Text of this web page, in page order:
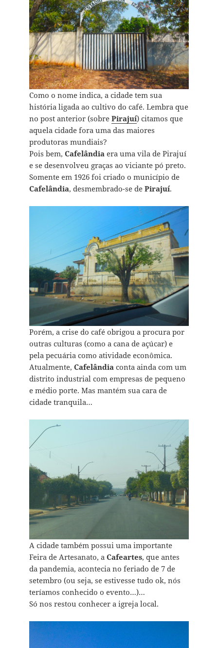
Como o nome indica, a cidade tem sua
história ligada ao cultivo do café. Lembra que
no post anterior (sobre Pirajuí) citamos que
aquela cidade fora uma das maiores
produtoras mundiais?
Pois bem, Cafelândiaera uma vila de Pirajuí
e se desenvolveu graças ao viciante pó preto.
Somente em 1926 foi criado o município de
Cafelândia, desmembrado-se de Pirajuí.
Porém, a crise do café obrigou a procura por
outras culturas (como a cana de açúcar) e
pela pecuária como atividade econômica.
Atualmente, Cafelândiaconta ainda com um
distrito industrial com empresas de pequeno
e médio porte. Mas mantém sua cara de
cidade tranquila…
A cidade também possui uma importante
Feira de Artesanato, a Cafeartes, que antes
da pandemia, acontecia no feriado de 7 de
setembro (ou seja, se estivesse tudo ok, nós
teríamos conhecido o evento…)…
Só nos restou conhecer a igreja local.